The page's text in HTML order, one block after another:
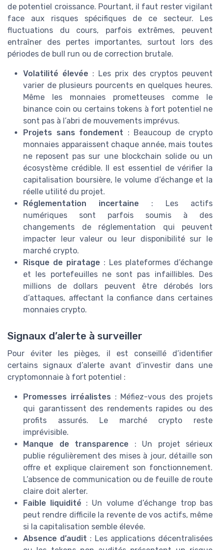
de potentiel croissance. Pourtant, il faut rester vigilant
face aux risques spécifiques de ce secteur. Les
fluctuations du cours, parfois extrêmes, peuvent
entraîner des pertes importantes, surtout lors des
périodes de bull run ou de correction brutale.
Volatilité élevée : Les prix des cryptos peuvent
varier de plusieurs pourcents en quelques heures.
Même les monnaies prometteuses comme le
binance coin ou certains tokens à fort potentiel ne
sont pas à l’abri de mouvements imprévus.
Projets sans fondement : Beaucoup de crypto
monnaies apparaissent chaque année, mais toutes
ne reposent pas sur une blockchain solide ou un
écosystème crédible. Il est essentiel de vérifier la
capitalisation boursière, le volume d’échange et la
réelle utilité du projet.
Réglementation incertaine : Les actifs
numériques sont parfois soumis à des
changements de réglementation qui peuvent
impacter leur valeur ou leur disponibilité sur le
marché crypto.
Risque de piratage : Les plateformes d’échange
et les portefeuilles ne sont pas infaillibles. Des
millions de dollars peuvent être dérobés lors
d’attaques, affectant la confiance dans certaines
monnaies crypto.
Signaux d’alerte à surveiller
Pour éviter les pièges, il est conseillé d’identifier
certains signaux d’alerte avant d’investir dans une
cryptomonnaie à fort potentiel :
Promesses irréalistes : Méfiez-vous des projets
qui garantissent des rendements rapides ou des
profits assurés. Le marché crypto reste
imprévisible.
Manque de transparence : Un projet sérieux
publie régulièrement des mises à jour, détaille son
offre et explique clairement son fonctionnement.
L’absence de communication ou de feuille de route
claire doit alerter.
Faible liquidité : Un volume d’échange trop bas
peut rendre difficile la revente de vos actifs, même
si la capitalisation semble élevée.
Absence d’audit : Les applications décentralisées